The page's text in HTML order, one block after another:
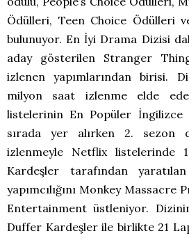
Ödülleri, Teen Choice Ödülleri
bulunuyor. En İyi Drama Dizisi
aday gösterilen Stranger
izlenen yapımlarından birisi.
milyon saat izlenme elde
listelerinin En Popüler İngilizce
sırada yer alırken 2. sezon
izlenmeyle Netflix listelerinde
Kardeşler tarafından
yapımcılığını Monkey Massacre
Entertainment üstleniyor.
Duffer Kardeşler ile birlikte 21